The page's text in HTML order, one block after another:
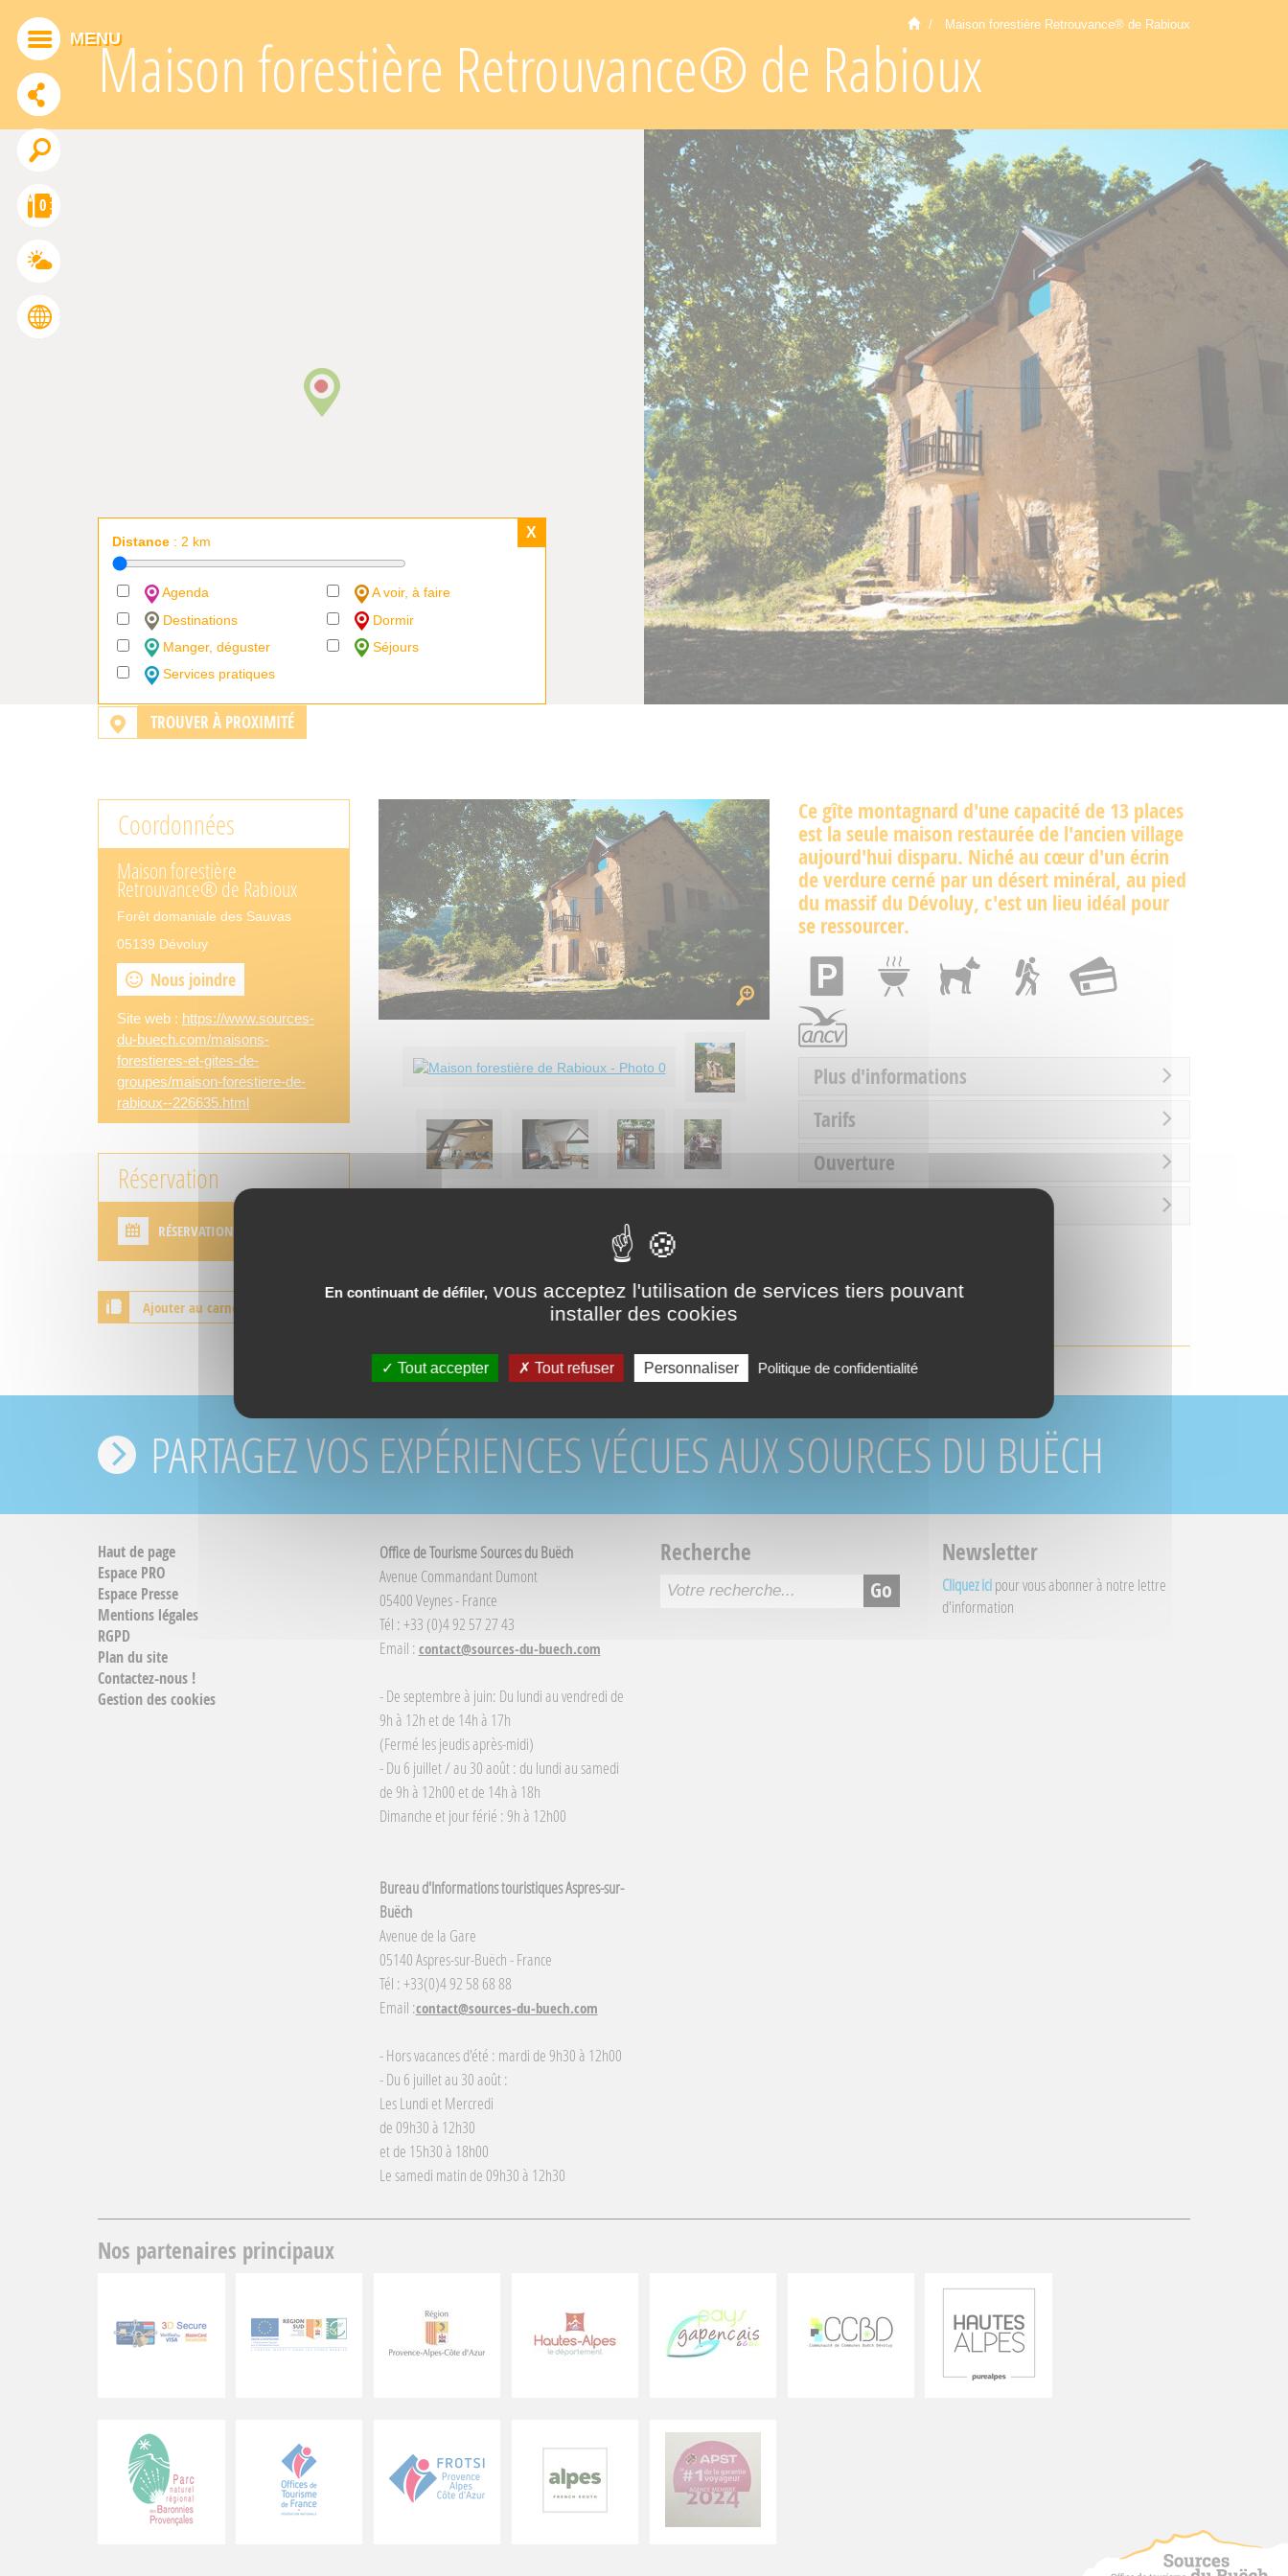
Maison forestière Retrouvance® de Rabioux
Maison forestière Retrouvance® de Rabioux
TROUVER À PROXIMITÉ
X
Distance : 2 km
Agenda
A voir, à faire
Destinations
Dormir
Manger, déguster
Séjours
Services pratiques
Coordonnées
Maison forestière
Retrouvance® de Rabioux
Forêt domaniale des Sauvas
05139 Dévoluy
Nous joindre
Site web : https://www.sources-
du-buech.com/maisons-
forestieres-et-gites-de-
groupes/maison-forestiere-de-
rabioux--226635.html
Réservation
RÉSERVATION DIRECTE
Ajouter au carnet de voyage
Ce gîte montagnard d'une capacité de 13 places
est la seule maison restaurée de l'ancien village
aujourd'hui disparu. Niché au cœur d'un écrin
de verdure cerné par un désert minéral, au pied
du massif du Dévoluy, c'est un lieu idéal pour
se ressourcer.
Plus d'informations
Tarifs
Ouverture
RÉSERVATION DIRECTE
PARTAGEZ VOS EXPÉRIENCES VÉCUES AUX SOURCES DU BUËCH
Haut de page
Espace PRO
Espace Presse
Mentions légales
RGPD
Plan du site
Contactez-nous !
Gestion des cookies
Office de Tourisme Sources du Buëch
Avenue Commandant Dumont
05400 Veynes - France
Tél : +33 (0)4 92 57 27 43
Email :contact@sources-du-buech.com
- De septembre à juin: Du lundi au vendredi de
9h à 12h et de 14h à 17h
(Fermé les jeudis après-midi)
- Du 6 juillet / au 30 août : du lundi au samedi
de 9h à 12h00 et de 14h à 18h
Dimanche et jour férié : 9h à 12h00
Bureau d'Informations touristiques Aspres-sur-
Buëch
Avenue de la Gare
05140 Aspres-sur-Buëch - France
Tél : +33(0)4 92 58 68 88
Email :contact@sources-du-buech.com
- Hors vacances d'été : mardi de 9h30 à 12h00
- Du 6 juillet au 30 août :
Les Lundi et Mercredi
de 09h30 à 12h30
et de 15h30 à 18h00
Le samedi matin de 09h30 à 12h30
Recherche Newsletter
Cliquez icipour vous abonner à notre lettre
d'information
Nos partenaires principaux
MENU
ADDTHIS EST DÉSACTIVÉ. Autoriser
0
FRANÇAIS
En continuant de défiler,vous acceptez l'utilisation de services tiers pouvant
installer des cookies
Tout accepter Tout refuser Personnaliser Politique de confidentialité